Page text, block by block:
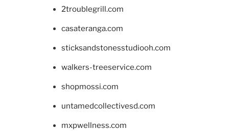
2troublegrill.com
casateranga.com
sticksandstonesstudiooh.com
walkers-treeservice.com
shopmossi.com
untamedcollectivesd.com
mxpwellness.com